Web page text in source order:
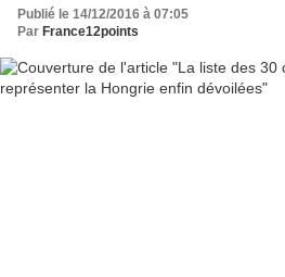
Publié le 14/12/2016 à 07:05
Par France12points